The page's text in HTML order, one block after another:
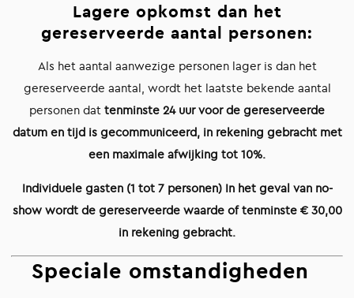
Lagere opkomst dan het
gereserveerde aantal personen:
Als het aantal aanwezige personen lager is dan het
gereserveerde aantal, wordt het laatste bekende aantal
personen dat tenminste 24 uur voor de gereserveerde
datum en tijd is gecommuniceerd, in rekening gebracht met
een maximale afwijking tot 10%.
Individuele gasten (1 tot 7 personen) In het geval van no-
show wordt de gereserveerde waarde of tenminste € 30,00
in rekening gebracht.
Speciale omstandigheden